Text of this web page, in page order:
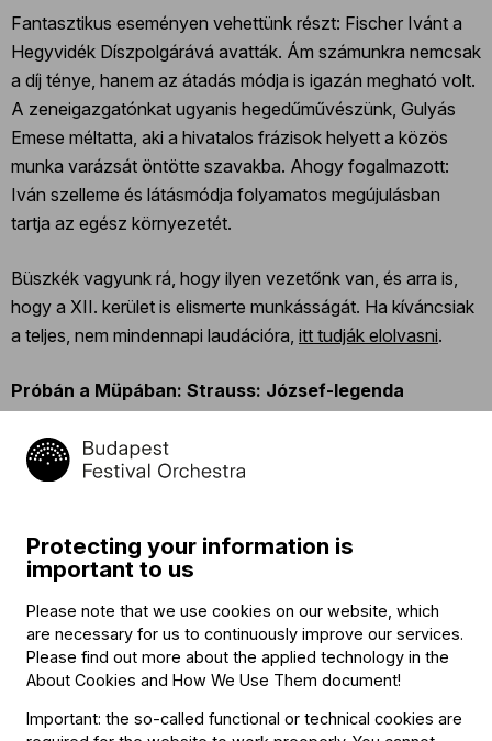
Fantasztikus eseményen vehettünk részt: Fischer Ivánt a
Hegyvidék Díszpolgárává avatták. Ám számunkra nemcsak
a díj ténye, hanem az átadás módja is igazán megható volt.
A zeneigazgatónkat ugyanis hegedűművészünk, Gulyás
Emese méltatta, aki a hivatalos frázisok helyett a közös
munka varázsát öntötte szavakba. Ahogy fogalmazott:
Iván szelleme és látásmódja folyamatos megújulásban
tartja az egész környezetét.
Büszkék vagyunk rá, hogy ilyen vezetőnk van, és arra is,
hogy a XII. kerület is elismerte munkásságát. Ha kíváncsiak
a teljes, nem mindennapi laudációra, itt tudják elolvasni.
Próbán a Müpában: Strauss: József-legenda
Támogatóinkkal Strauss
próbáján jártunk november 7-én. A nagy apparátusú
emlékezetes volt. Bár balettzene, táncosok nélkül is
élénken megjelent a történet. A négy hárfa szerepére a
hétvégi koncerten kaphattunk választ.
Párizsi utazás
Kiemelt támogatóinkat párizsi utazásra hívtuk, ahová
Protecting your information is
important to us
Please note that we use cookies on our website, which
are necessary for us to continuously improve our services.
Please find out more about the applied technology in the
About Cookies and How We Use Them document!
Important: the so-called functional or technical cookies are